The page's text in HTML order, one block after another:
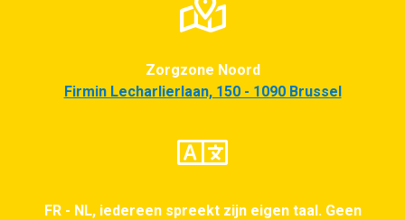
Zorgzone Noord
Firmin Lecharlierlaan, 150 - 1090 Brussel
FR - NL, iedereen spreekt zijn eigen taal. Geen